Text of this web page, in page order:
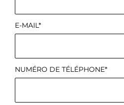
E-MAIL*
NUMÉRO DE TÉLÉPHONE*